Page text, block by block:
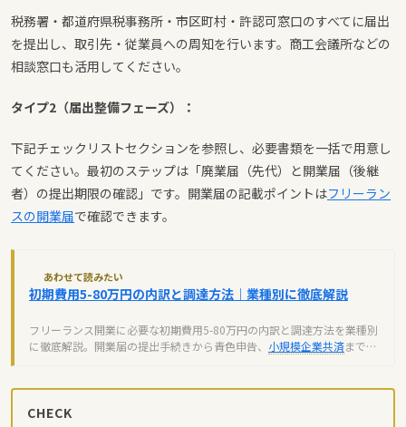
税務署・都道府県税事務所・市区町村・許認可窓口のすべてに届出
を提出し、取引先・従業員への周知を行います。商工会議所などの
相談窓口も活用してください。
タイプ2（届出整備フェーズ）：
下記チェックリストセクションを参照し、必要書類を一括で用意し
てください。最初のステップは「廃業届（先代）と開業届（後継
者）の提出期限の確認」です。開業届の記載ポイントはフリーラン
スの開業届で確認できます。
あわせて読みたい
初期費用5-80万円の内訳と調達方法｜業種別に徹底解説
フリーランス開業に必要な初期費用5-80万円の内訳と調達方法を業種別
に徹底解説。開業届の提出手続きから青色申告、 小規模企業共済まで、
CHECK